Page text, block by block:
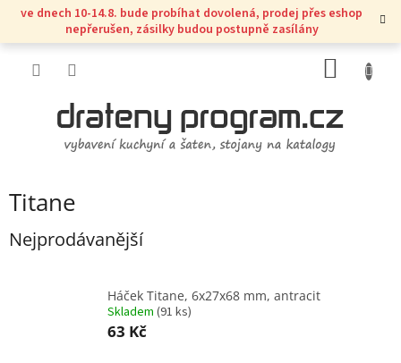
Přejít
obsah
ve dnech 10-14.8. bude probíhat dovolená, prodej přes eshop
nepřerušen, zásilky budou postupně zasílány
KOŠÍK
Titane
Nejprodávanější
Háček Titane, 6x27x68 mm, antracit
Skladem (91 ks)
63 Kč